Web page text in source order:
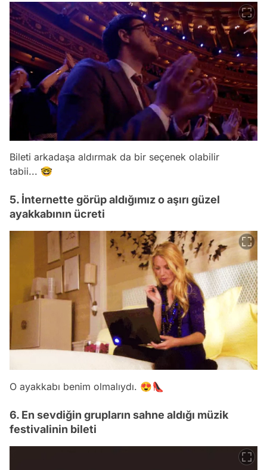
Bileti arkadaşa aldırmak da bir seçenek olabilir
tabii... 🤓
5. İnternette görüp aldığımız o aşırı güzel
ayakkabının ücreti
O ayakkabı benim olmalıydı. 😍👠
6. En sevdiğin grupların sahne aldığı müzik
festivalinin bileti